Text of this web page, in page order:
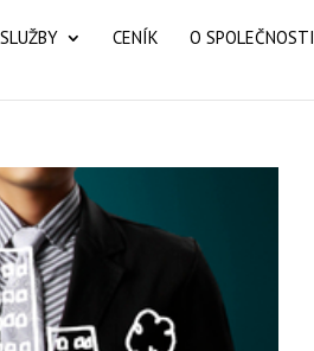
SLUŽBY CENÍK O SPOLEČNOSTI